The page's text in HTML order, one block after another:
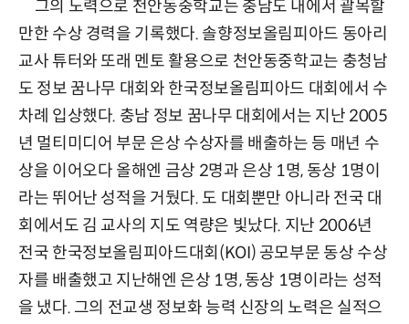
그의 노력으로 천안동중학교는 충남도 내에서 괄목할
만한 수상 경력을 기록했다. 솔향정보올림피아드 동아리
교사 튜터와 또래 멘토 활용으로 천안동중학교는 충청남
도 정보 꿈나무 대회와 한국정보올림피아드 대회에서 수
차례 입상했다. 충남 정보 꿈나무 대회에서는 지난 2005
년 멀티미디어 부문 은상 수상자를 배출하는 등 매년 수
상을 이어오다 올해엔 금상 2명과 은상 1명, 동상 1명이
라는 뛰어난 성적을 거뒀다. 도 대회뿐만 아니라 전국 대
회에서도 김 교사의 지도 역량은 빛났다. 지난 2006년
전국 한국정보올림피아드대회(KOI) 공모부문 동상 수상
자를 배출했고 지난해엔 은상 1명, 동상 1명이라는 성적
을 냈다. 그의 전교생 정보화 능력 신장의 노력은 실적으